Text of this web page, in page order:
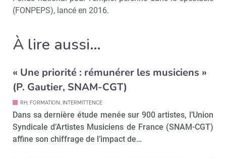
(FONPEPS), lancé en 2016.
À lire aussi…
« Une priorité : rémunérer les musiciens »
(P. Gautier, SNAM-CGT)
RH, FORMATION, INTERMITTENCE
Dans sa dernière étude menée sur 900 artistes, l’Union
Syndicale d’Artistes Musiciens de France (SNAM-CGT)
affine son chiffrage de l’impact de…